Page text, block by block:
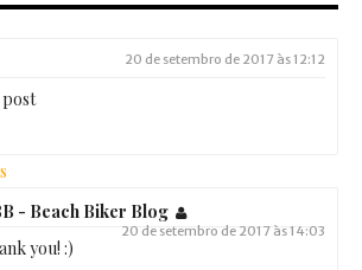
20 de setembro de 2017 às 12:12
- Beach Biker Blog
20 de setembro de 2017 às 14:03
you! :)